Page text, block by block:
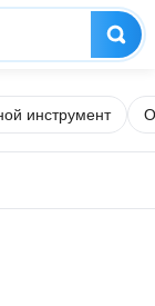
инструмент